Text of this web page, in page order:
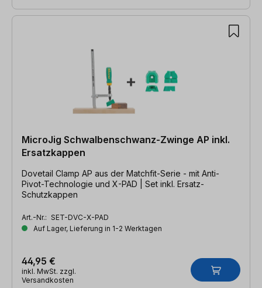
MicroJig Schwalbenschwanz-Zwinge AP inkl.
Ersatzkappen
Dovetail Clamp AP aus der Matchfit-Serie - mit Anti-
Pivot-Technologie und X-PAD | Set inkl. Ersatz-
Schutzkappen
Art.-Nr.: SET-DVC-X-PAD
Auf Lager, Lieferung in 1-2 Werktagen
44,95 €
inkl. MwSt. zzgl.
Versandkosten